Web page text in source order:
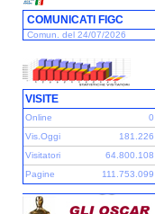
COMUNICATI FIGC
Comun. del 24/07/2026
VISITE
Online
0
Vis.Oggi
181.226
Visitatori
64.800.108
Pagine
111.753.099